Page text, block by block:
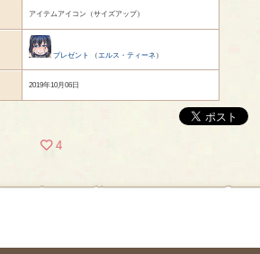
アイテムアイコン（サイズアップ）
プレゼント （エルス・ティーネ ）
2019年10月06日
4